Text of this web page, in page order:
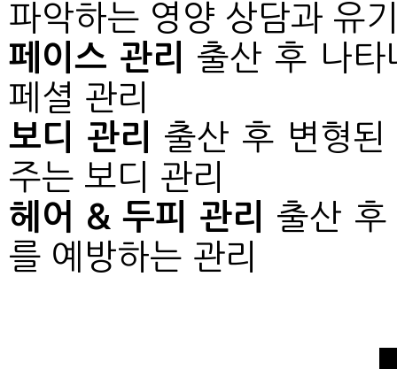
파악하는 영양 상담과 유
페이스 관리 출산 후 나타
페셜 관리
보디 관리 출산 후 변형된
주는 보디 관리
헤어 & 두피 관리 출산 후
를 예방하는 관리